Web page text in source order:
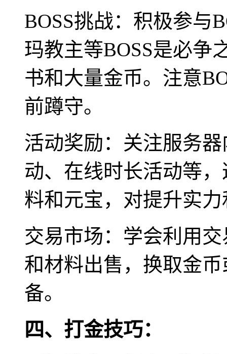
BOSS挑战：积极参与
玛教主等BOSS是必争
书和大量金币。注意
前蹲守。
活动奖励：关注服务
动、在线时长活动等
料和元宝，对提升实
交易市场：学会利用
和材料出售，换取金
备。
四、打金技巧：